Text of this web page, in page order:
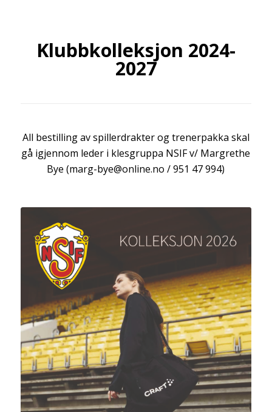
Klubbkolleksjon 2024-
2027
All bestilling av spillerdrakter og trenerpakka skal
gå igjennom leder i klesgruppa NSIF v/ Margrethe
Bye (marg-bye@online.no / 951 47 994)